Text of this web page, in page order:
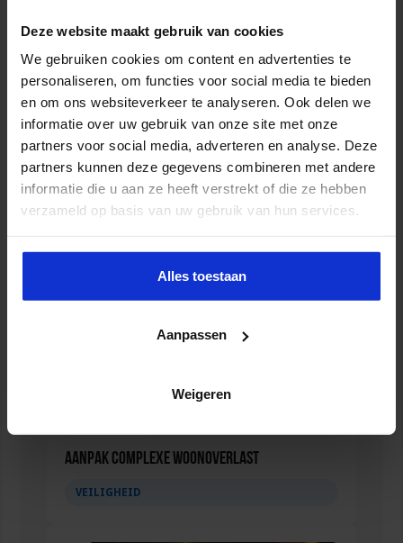
Deze website maakt gebruik van cookies
We gebruiken cookies om content en advertenties te
personaliseren, om functies voor social media te bieden
en om ons websiteverkeer te analyseren. Ook delen we
informatie over uw gebruik van onze site met onze
partners voor social media, adverteren en analyse. Deze
partners kunnen deze gegevens combineren met andere
informatie die u aan ze heeft verstrekt of die ze hebben
verzameld op basis van uw gebruik van hun services.
Alles toestaan
Aanpassen
Weigeren
Opleiding Coördinator nazorg ex-
gedetineerden
Aanpak complexe woonoverlast
VEILIGHEID